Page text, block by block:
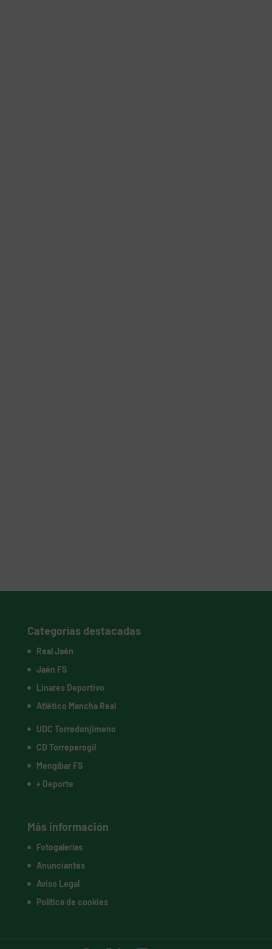
Categorías destacadas
Real Jaén
Jaén FS
Linares Deportivo
Atlético Mancha Real
UDC Torredonjimeno
CD Torreperogil
Mengíbar FS
+ Deporte
Más información
Fotogalerías
Anunciantes
Aviso Legal
Política de cookies